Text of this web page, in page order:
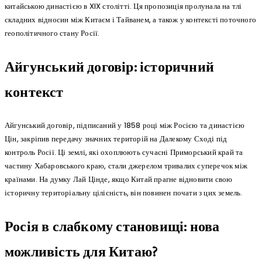
китайською династією в XIX столітті. Ця пропозиція пролунала на тлі
складних відносин між Китаєм і Тайванем, а також у контексті поточного
геополітичного стану Росії.
Айгунський договір: історичний
контекст
Айгунський договір, підписаний у 1858 році між Росією та династією
Цін, закріпив передачу значних територій на Далекому Сході під
контроль Росії. Ці землі, які охоплюють сучасні Приморський край та
частину Хабаровського краю, стали джерелом тривалих суперечок між
країнами. На думку Лай Цінде, якщо Китай прагне відновити свою
історичну територіальну цілісність, він повинен почати з цих земель.
Росія в слабкому становищі: нова
можливість для Китаю?